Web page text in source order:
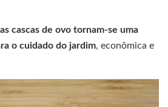
cascas de ovo tornam-se uma
o cuidado do jardim, econômica e